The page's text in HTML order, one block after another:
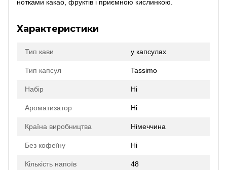
нотками какао, фруктів і приємною кислинкою.
Характеристики
Тип кави у капсулах
Тип капсул Tassimo
Набір Ні
Ароматизатор Ні
Країна виробництва Німеччина
Без кофеїну Ні
Кількість напоїв 48